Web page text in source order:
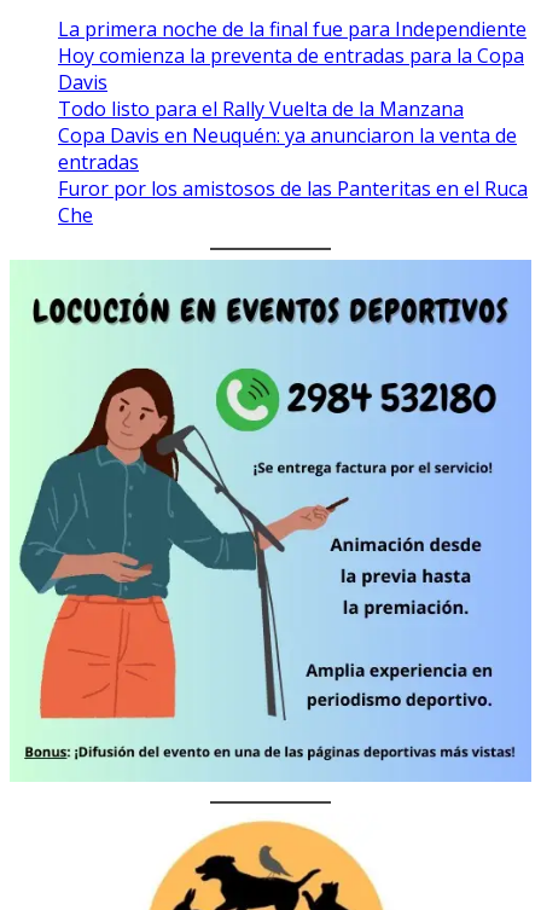
La primera noche de la final fue para Independiente
Hoy comienza la preventa de entradas para la Copa
Davis
Todo listo para el Rally Vuelta de la Manzana
Copa Davis en Neuquén: ya anunciaron la venta de
entradas
Furor por los amistosos de las Panteritas en el Ruca
Che